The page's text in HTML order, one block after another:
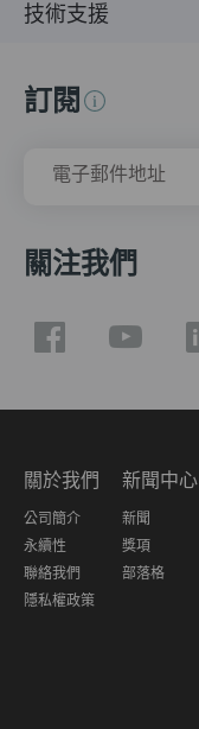
技術支援
訂閱
電子郵件地址
關注我們
關於我們
公司簡介
永續性
聯絡我們
隱私權政策
新聞中心
新聞
獎項
部落格